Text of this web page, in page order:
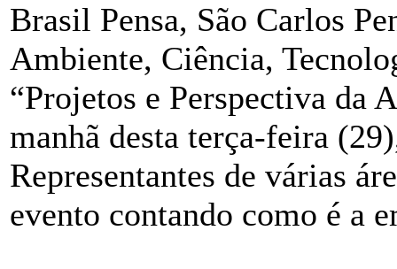
Brasil Pensa, São Carlos
Ambiente, Ciência,
“Projetos e Perspectiva da
manhã desta terça-feira
Representantes de várias
evento contando como é a